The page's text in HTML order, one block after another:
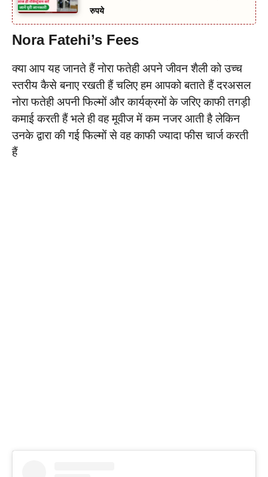
रुपये
Nora Fatehi’s Fees
क्या आप यह जानते हैं नोरा फतेही अपने जीवन शैली को उच्च
स्तरीय कैसे बनाए रखती हैं चलिए हम आपको बताते हैं दरअसल
नोरा फतेही अपनी फिल्मों और कार्यक्रमों के जरिए काफी तगड़ी
कमाई करती हैं भले ही वह मूवीज में कम नजर आती है लेकिन
उनके द्वारा की गई फिल्मों से वह काफी ज्यादा फीस चार्ज करती
हैं